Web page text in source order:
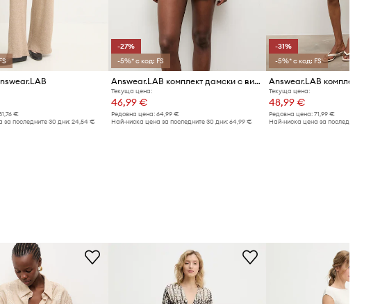
€
за последните 30 дни: 24,54 €
-27%
-5%* с код: FS
Answear.LAB комплект дамски с вискоза
Текуща цена:
46,99 €
Редовна цена:64,99 €
Най-ниска цена за последните 30 дни:64,99 €
-31%
-5%* с код: FS
Текуща цена:
48,99 €
Редовна цена: 71,99 €
Най-ниска цена за последните 30